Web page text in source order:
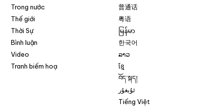
Trong nước
Thế giới
Thời Sự
Bình luận
Video
Tranh biếm hoạ
普通话
粤语
မြန်မာ
한국어
ລາວ
ខ្មែ
བོད་སྐད།
ئۇيغۇر
Tiếng Việt